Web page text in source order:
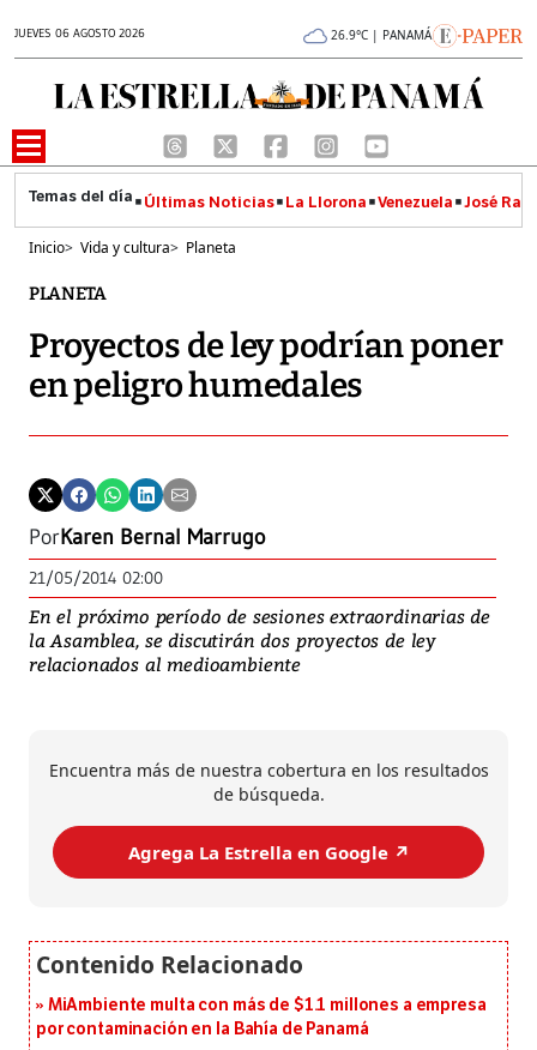
JUEVES 06 AGOSTO 2026 26.9°C | PANAMÁ
Últimas Noticias La Llorona Venezuela José
Inicio> Vida y cultura> Planeta
PLANETA
Proyectos de ley podrían poner
en peligro humedales
PorKaren Bernal Marrugo
21/05/2014 02:00
En el próximo período de sesiones extraordinarias de
la Asamblea, se discutirán dos proyectos de ley
relacionados al medioambiente
Encuentra más de nuestra cobertura en los resultados
de búsqueda.
Agrega La Estrella en Google ↗️
MiAmbiente multa con más de $1.1 millones a empresa
por contaminación en la Bahía de Panamá